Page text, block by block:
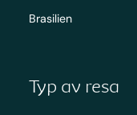
Brasilien
Typ av resa